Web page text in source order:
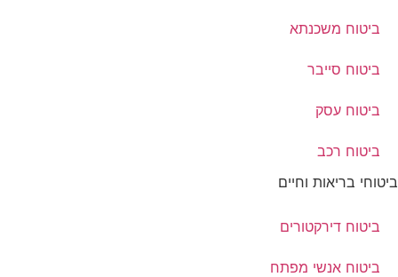
ביטוח משכנתא
ביטוח סייבר
ביטוח עסק
ביטוח רכב
ביטוחי בריאות וחיים
ביטוח דירקטורים
ביטוח אנשי מפתח